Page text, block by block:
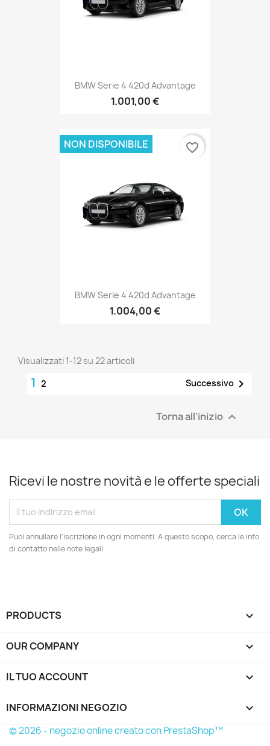
BMW Serie 4 420d Advantage
1.001,00 €
BMW Serie 4 420d Advantage
1.004,00 €
NON DISPONIBILE favorite_border
Visualizzati 1-12 su 22 articoli
1 2 Successivo 
Torna all'inizio 
Ricevi le nostre novità e le offerte speciali
Puoi annullare l'iscrizione in ogni momenti. A questo scopo, cerca le info
di contatto nelle note legali.
PRODUCTS 
OUR COMPANY 
IL TUO ACCOUNT 
INFORMAZIONI NEGOZIO keyboard_arrow_down
© 2026 - negozio online creato con PrestaShop™